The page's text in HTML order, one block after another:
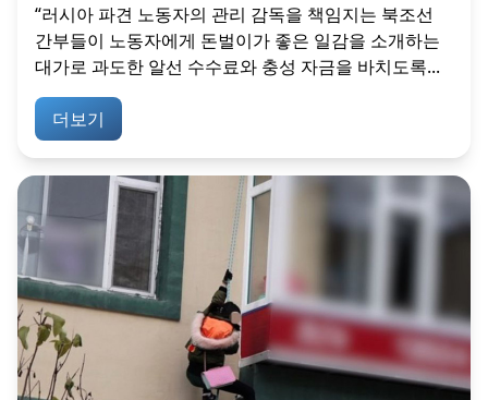
“러시아 파견 노동자의 관리 감독을 책임지는 북조선
간부들이 노동자에게 돈벌이가 좋은 일감을 소개하는
대가로 과도한 알선 수수료와 충성 자금을 바치도록...
더보기